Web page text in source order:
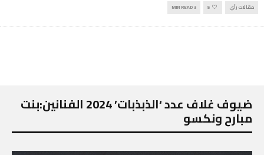
مقالات رأي 5
3 MIN READ
ضيوف غلاف عدد ‘الذبذبات’ 2024 الفنانين:بنت
مبارح ونكسو